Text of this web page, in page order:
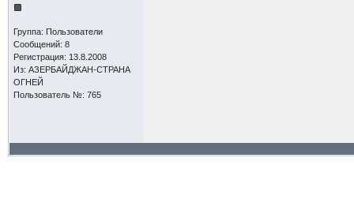
Группа: Пользователи
Сообщений: 8
Регистрация: 13.8.2008
Из: АЗЕРБАЙДЖАН-СТРАНА
ОГНЕЙ
Пользователь №: 765